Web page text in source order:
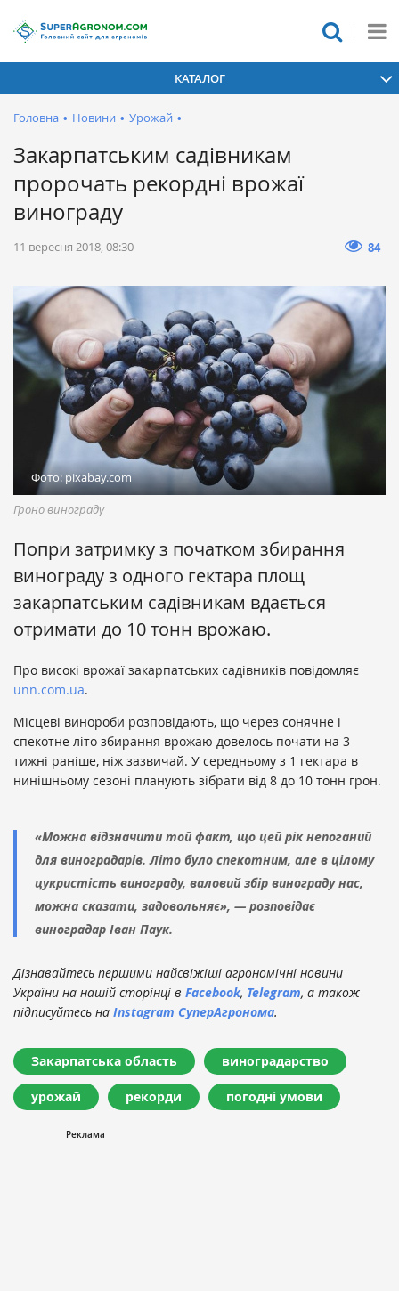
КАТАЛОГ
Головна • Новини • Урожай •
Закарпатським садівникам
пророчать рекордні врожаї
винограду
11 вересня 2018, 08:30 84
Фото: pixabay.com
Гроно винограду
Попри затримку з початком збирання
винограду з одного гектара площ
закарпатським садівникам вдається
отримати до 10 тонн врожаю.
Про високі врожаї закарпатських садівників повідомляє
unn.com.ua.
Місцеві винороби розповідають, що через сонячне і
спекотне літо збирання врожаю довелось почати на 3
тижні раніше, ніж зазвичай. У середньому з 1 гектара в
нинішньому сезоні планують зібрати від 8 до 10 тонн грон.
«Можна відзначити той факт, що цей рік непоганий
для виноградарів. Літо було спекотним, але в цілому
цукристість винограду, валовий збір винограду нас,
можна сказати, задовольняє», — розповідає
виноградар Іван Паук.
Дізнавайтесь першими найсвіжіші агрономічні новини
України на нашій сторінці в Facebook, Telegram, а також
підписуйтесь на Instagram СуперАгронома.
Закарпатська область виноградарство
урожай рекорди погодні умови